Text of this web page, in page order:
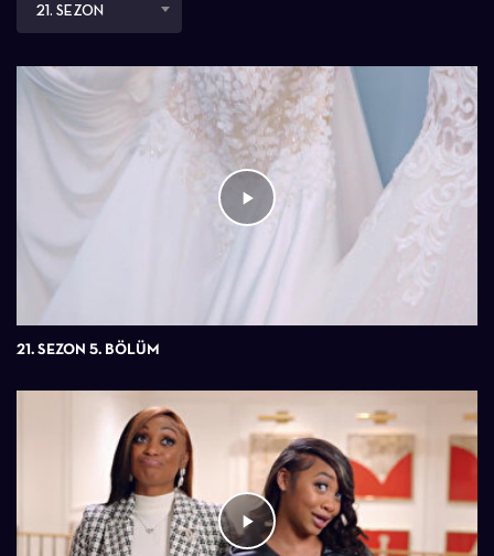
21. SEZON
21. SEZON 5. BÖLÜM